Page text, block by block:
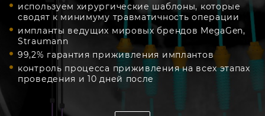
используем хирургические шаблоны, которые
сводят к минимуму травматичность операции
импланты ведущих мировых брендов MegaGen,
Straumann
99,2% гарантия приживления имплантов
контроль процесса приживления на всех этапах
проведения и 10 дней после